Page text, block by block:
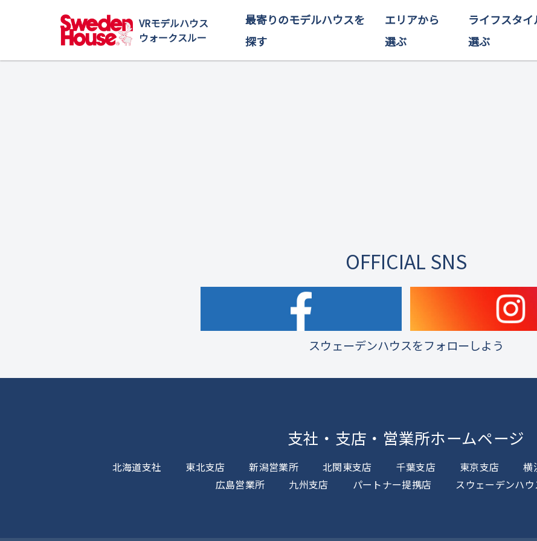
VRモデルハウス
ウォークスルー
最寄りのモデルハウスを
探す
エリアから
選ぶ
ライフスタイ
選ぶ
OFFICIAL SNS
スウェーデンハウスをフォローしよう
支社・支店・営業所ホームページ
北海道支社 東北支店 新潟営業所 北関東支店 千葉支店 東京支店 横
広島営業所
九州支店 パートナー提携店 スウェーデンハウ